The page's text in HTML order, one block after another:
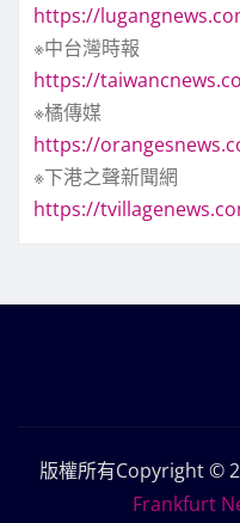
https://
※中台灣時報
https://
※橘傳媒
https://
※下港之聲新聞網
https://
版權所有Copyright ©
Frankfurt